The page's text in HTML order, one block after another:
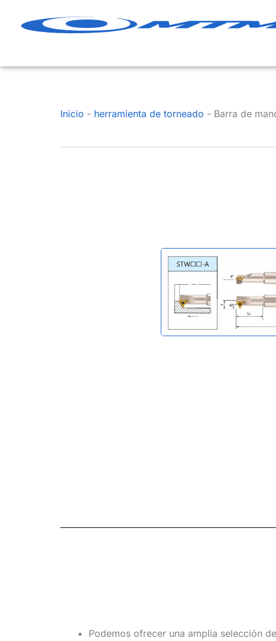
Inicio - herramienta de torneado - Barra de
Podemos ofrecer una amplia selección